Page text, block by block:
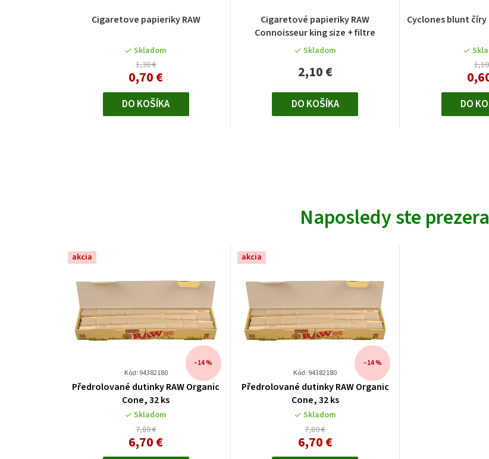
Cigaretove papieriky RAW
Skladom
1,30 €
0,70 €
DO KOŠÍKA
Cigaretové papieriky RAW
Connoisseur king size + filtre
Skladom
2,10 €
DO KOŠÍKA
Cyclones blunt
DO
Naposledy ste
akcia
Kód: 94382180
Předrolované dutinky RAW Organic
Cone, 32 ks
Skladom
7,80 €
–14 %
6,70 €
akcia
Kód: 94382180
Předrolované dutinky RAW Organic
Cone, 32 ks
Skladom
7,80 €
–14 %
6,70 €Jednotková